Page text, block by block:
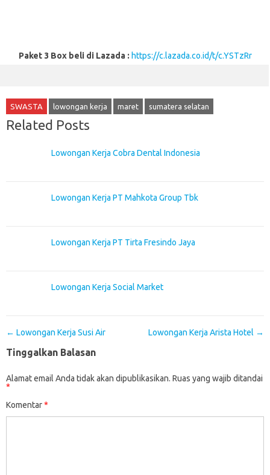
Paket 3 Box beli di Lazada : https://c.lazada.co.id/t/c.YSTzRr
SWASTA lowongan kerja maret sumatera selatan
Related Posts
Lowongan Kerja Cobra Dental Indonesia
Lowongan Kerja PT Mahkota Group Tbk
Lowongan Kerja PT Tirta Fresindo Jaya
Lowongan Kerja Social Market
Post navigation
← Lowongan Kerja Susi Air Lowongan Kerja Arista Hotel →
Tinggalkan Balasan
Alamat email Anda tidak akan dipublikasikan. Ruas yang wajib ditandai
*
Komentar*